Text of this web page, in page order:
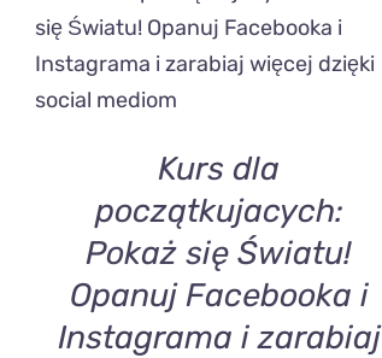
DODAJ DO KOSZYKA / QUICK
VIEW
Kurs dla
początkujacych:
Pokaż się Światu!
Opanuj Facebooka i
Instagrama i zarabiaj